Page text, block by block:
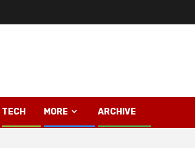
TECH MORE ARCHIVE